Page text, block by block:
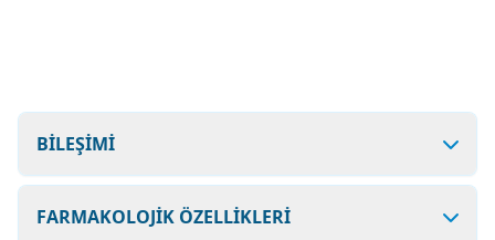
BİLEŞİMİ
FARMAKOLOJİK ÖZELLİKLERİ